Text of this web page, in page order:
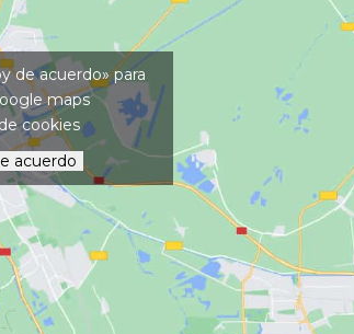
de acuerdo» para
maps
cookies
acuerdo